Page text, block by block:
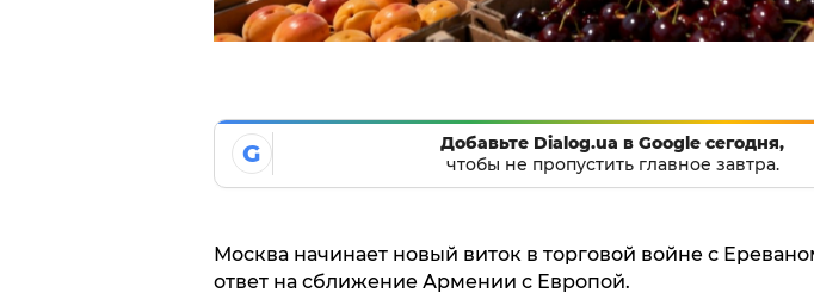
G
Добавьте Dialog.ua в Google сегодня,
чтобы не пропустить главное завтра.
Москва начинает новый виток в торговой войне с
ответ на сближение Армении с Европой.